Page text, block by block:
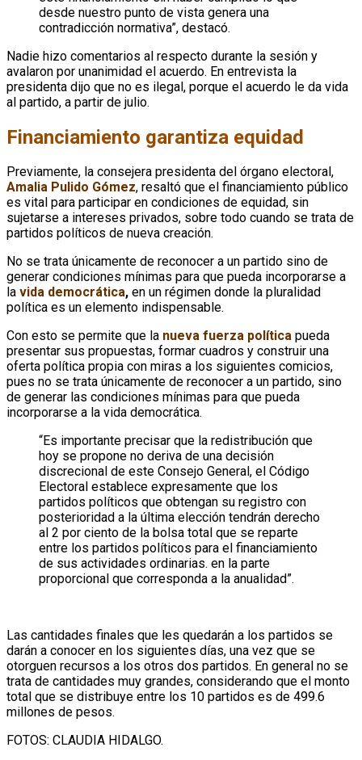
desde nuestro punto de vista genera una
contradicción normativa”, destacó.
Nadie hizo comentarios al respecto durante la sesión y
avalaron por unanimidad el acuerdo. En entrevista la
presidenta dijo que no es ilegal, porque el acuerdo le da vida
al partido, a partir de julio.
Financiamiento garantiza equidad
Previamente, la consejera presidenta del órgano electoral,
Amalia Pulido Gómez, resaltó que el financiamiento público
es vital para participar en condiciones de equidad, sin
sujetarse a intereses privados, sobre todo cuando se trata de
partidos políticos de nueva creación.
No se trata únicamente de reconocer a un partido sino de
generar condiciones mínimas para que pueda incorporarse a
la vida democrática, en un régimen donde la pluralidad
política es un elemento indispensable.
Con esto se permite que la nueva fuerza política pueda
presentar sus propuestas, formar cuadros y construir una
oferta política propia con miras a los siguientes comicios,
pues no se trata únicamente de reconocer a un partido, sino
de generar las condiciones mínimas para que pueda
incorporarse a la vida democrática.
“Es importante precisar que la redistribución que
hoy se propone no deriva de una decisión
discrecional de este Consejo General, el Código
Electoral establece expresamente que los
partidos políticos que obtengan su registro con
posterioridad a la última elección tendrán derecho
al 2 por ciento de la bolsa total que se reparte
entre los partidos políticos para el financiamiento
de sus actividades ordinarias. en la parte
proporcional que corresponda a la anualidad”.
Las cantidades finales que les quedarán a los partidos se
darán a conocer en los siguientes días, una vez que se
otorguen recursos a los otros dos partidos. En general no se
trata de cantidades muy grandes, considerando que el monto
total que se distribuye entre los 10 partidos es de 499.6
millones de pesos.
FOTOS: CLAUDIA HIDALGO.